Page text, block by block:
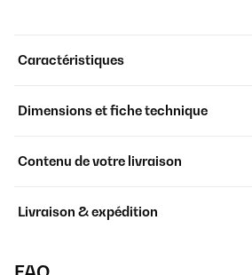
Caractéristiques
Dimensions et fiche technique
Contenu de votre livraison
Livraison & expédition